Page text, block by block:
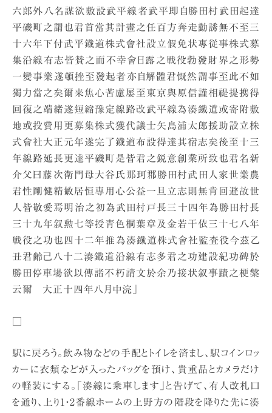
六郎外八名謀欲敷設武平線者武平即自勝田村武田起達
平磯町之謂也君首當其計畫之任百方奔走勤誘無不至三
十六年下付武平鐡道株式會社設立假免状專従事株式募
集沿線有志皆賛之而不幸會日露之戦役勃發財界之形勢
一變事業遂頓挫至發起者亦自解體君慨然謂事至此不如
獨力當之矣爾来焦心苦慮屡至東京與原信謹相禔提携得
回復之端緒遂短縮豫定線路改武平線為湊鐡道或寄附敷
地或投費用更募集株式獲代議士矢島浦太郎援助設立株
式會社大正元年遂完了鐡道布設得達其宿志矣後至十三
年線路延長更達平磯町是皆君之鋭意創業所致也君名新
介父曰藤次衛門母大谷氏那珂郡勝田村武田人家世業農
君性剛健精敏居恒専用心公益一旦立志則無肯回避故世
人皆敬愛焉明治之初為武田村戸長三十四年為勝田村長
三十九年叙勲七等授青色桐葉章及金若干依三十七八年
戦役之功也四十二年推為湊鐡道株式會社監査役今茲乙
丑君齢己八十二湊鐡道沿線有志多君之功建設紀功碑於
勝田停車場欲以傳諸不朽請文於余乃接状叙事蹟之梗槃
云爾 大正十四年八月中浣」
駅に戻ろう。飲み物などの手配とトイレを済まし、駅コインロッ
カーに衣類などが入ったバッグを預け、貴重品とカメラだけ
の軽装にする。「湊線に乗車します」と告げて、有人改札口
を通り、上り1・2番線ホームの上野方の階段を降りた先に湊